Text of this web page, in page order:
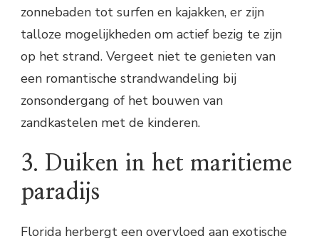
zonnebaden tot surfen en kajakken, er zijn
talloze mogelijkheden om actief bezig te zijn
op het strand. Vergeet niet te genieten van
een romantische strandwandeling bij
zonsondergang of het bouwen van
zandkastelen met de kinderen.
3. Duiken in het maritieme
paradijs
Florida herbergt een overvloed aan exotische